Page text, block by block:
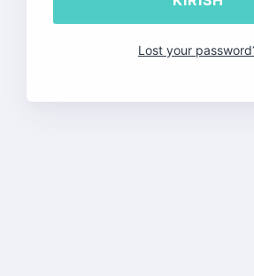
Lost your